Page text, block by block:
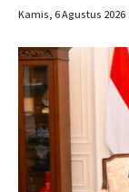
Kamis, 6 Agustus 2026